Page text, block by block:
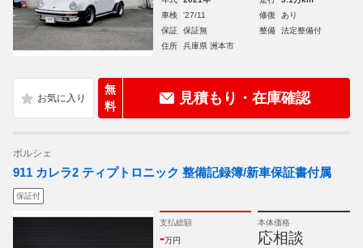
車検
'27/11 修復
あり
保証
保証無 整備
法定整備付
住所
兵庫県 洲本市
無
料
見積もり・在庫確認
ポルシェ
911 カレラ2 ティプトロニック 整備記録簿/新車保証書付属
保証付
支払総額
-万円
本体価格
応相談